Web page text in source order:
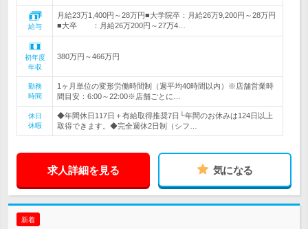
給与
月給23万1,400円～28万円■大学院卒：月給26万9,200円～28万円
■大卒 ：月給26万200円～27万4…
初年度
年収
380万円～466万円
勤務
時間
1ヶ月単位の変形労働時間制（週平均40時間以内）※店舗営業時
間目安：6:00～22:00※店舗ごとに…
休日
休暇
◆年間休日117日＋有給取得推奨7日└年間のお休みは124日以上
取得できます。◆完全週休2日制（シフ…
求人詳細を見る 気になる
新着